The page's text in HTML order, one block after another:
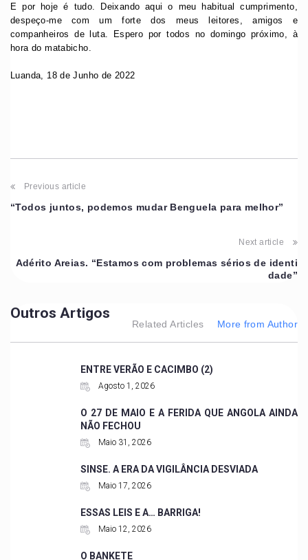
E por hoje é tudo. Deixando aqui o meu habitual cumprimento,
despeço-me com um forte dos meus leitores, amigos e
companheiros de luta. Espero por todos no domingo próximo, à
hora do matabicho.
Luanda, 18 de Junho de 2022
Previous article
“Todos juntos, podemos mudar Benguela para melhor”
Next article
Adérito Areias. “Estamos com problemas sérios de identi
dade”
Outros Artigos
Related Articles More from Author
ENTRE VERÃO E CACIMBO (2)
Agosto 1, 2026
O 27 DE MAIO E A FERIDA QUE ANGOLA AINDA
NÃO FECHOU
Maio 31, 2026
SINSE. A ERA DA VIGILÂNCIA DESVIADA
Maio 17, 2026
ESSAS LEIS E A… BARRIGA!
Maio 12, 2026
O BANKETE